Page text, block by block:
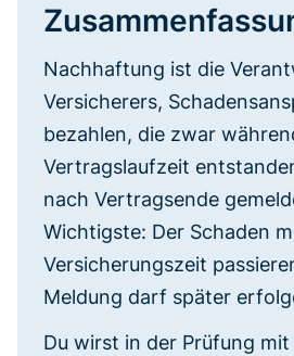
Nachhaftung ist die
Versicherers,
bezahlen, die zwar
Vertragslaufzeit
nach Vertragsende
Wichtigste: Der Schaden
Versicherungszeit
Meldung darf später
Du wirst in der Prüfung mit